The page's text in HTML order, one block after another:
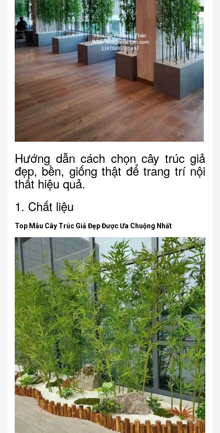
Hướng dẫn cách chọn cây trúc giả
đẹp, bền, giống thật để trang trí nội
thất hiệu quả.
1. Chất liệu
Top Mẫu Cây Trúc Giả Đẹp Được Ưa Chuộng Nhất